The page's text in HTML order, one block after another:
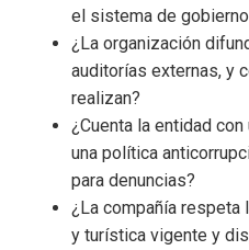
el sistema de
¿La organización
auditorías externas, y
realizan?
¿Cuenta la entidad
una política
para denuncias?
¿La compañía respeta
y turística vigente y